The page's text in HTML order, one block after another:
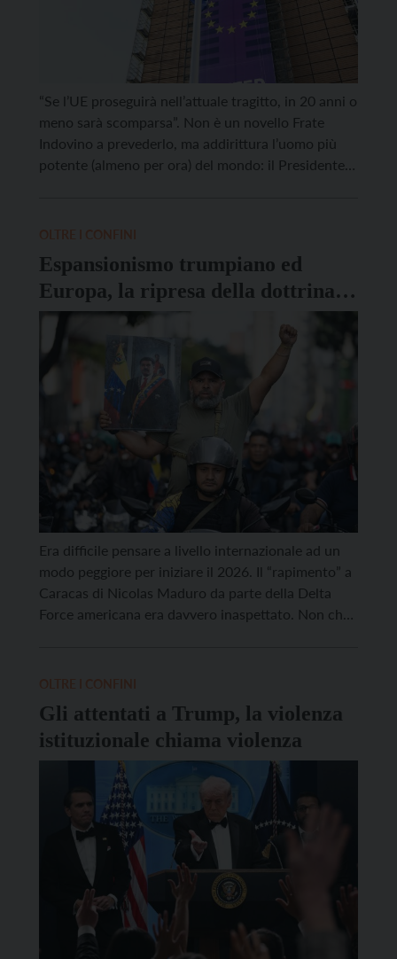
“Se l’UE proseguirà nell’attuale tragitto, in 20 anni o
meno sarà scomparsa”. Non è un novello Frate
Indovino a prevederlo, ma addirittura l’uomo più
potente (almeno per ora) del mondo: il Presidente
Espansionismo trumpiano ed
Europa, la ripresa della dottrina
del “giardino di casa”
Era difficile pensare a livello internazionale ad un
modo peggiore per iniziare il 2026. Il “rapimento” a
Caracas di Nicolas Maduro da parte della Delta
Force americana era davvero inaspettato. Non che
Gli attentati a Trump, la violenza
istituzionale chiama violenza